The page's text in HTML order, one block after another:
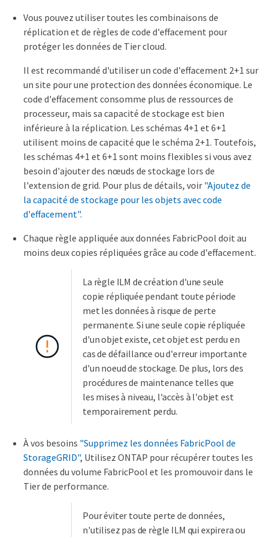
Vous pouvez utiliser toutes les combinaisons de
réplication et de règles de code d'effacement pour
protéger les données de Tier cloud.
Il est recommandé d'utiliser un code d'effacement 2+1 sur
un site pour une protection des données économique. Le
code d'effacement consomme plus de ressources de
processeur, mais sa capacité de stockage est bien
inférieure à la réplication. Les schémas 4+1 et 6+1
utilisent moins de capacité que le schéma 2+1. Toutefois,
les schémas 4+1 et 6+1 sont moins flexibles si vous avez
besoin d'ajouter des nœuds de stockage lors de
l'extension de grid. Pour plus de détails, voir "Ajoutez de
la capacité de stockage pour les objets avec code
d'effacement".
Chaque règle appliquée aux données FabricPool doit au
moins deux copies répliquées grâce au code d'effacement.
La règle ILM de création d'une seule
copie répliquée pendant toute période
met les données à risque de perte
permanente. Si une seule copie répliquée
d'un objet existe, cet objet est perdu en
cas de défaillance ou d'erreur importante
d'un noeud de stockage. De plus, lors des
procédures de maintenance telles que
les mises à niveau, l'accès à l'objet est
temporairement perdu.
À vos besoins "Supprimez les données FabricPool de
StorageGRID", Utilisez ONTAP pour récupérer toutes les
données du volume FabricPool et les promouvoir dans le
Tier de performance.
Pour éviter toute perte de données,
n'utilisez pas de règle ILM qui expirera ou